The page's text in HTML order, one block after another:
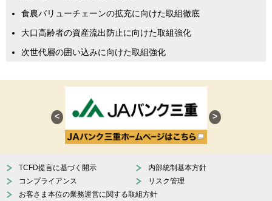
食農バリューチェーンの拡充に向けた取組徹底
大口高齢者の資産流出防止に向けた取組強化
次世代層の囲い込みに向けた取組強化
< >
TCFD提言に基づく開示
内部統制基本方針
コンプライアンス
リスク管理
お客さま本位の業務運営に関する取組方針